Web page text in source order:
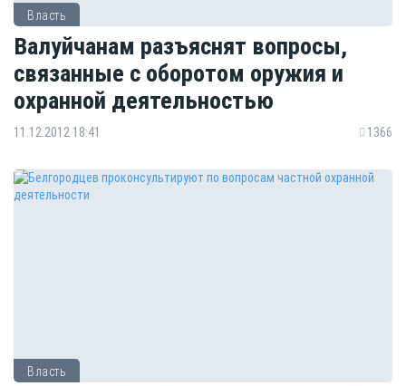
Власть
Валуйчанам разъяснят вопросы,
связанные с оборотом оружия и
охранной деятельностью
11.12.2012 18:41 1366
Власть